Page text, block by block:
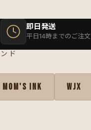
即日発送
平日14時までのご注文
ド
MOM'S INK WJX